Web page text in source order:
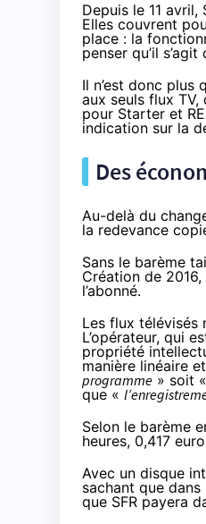
Depuis le 11 avril,
Elles couvrent
place : la
penser qu’il
Il n’est donc plus
aux seuls flux
pour Starter et
indication sur la
Des
Au-delà du
la redevance
Sans le barème
Création de
l’abonné.
Les flux télévisés
L’opérateur, qui
propriété
manière linéaire
programme » soit «
que «
Selon le barème
heures, 0,417
Avec un disque
sachant que
que SFR payera